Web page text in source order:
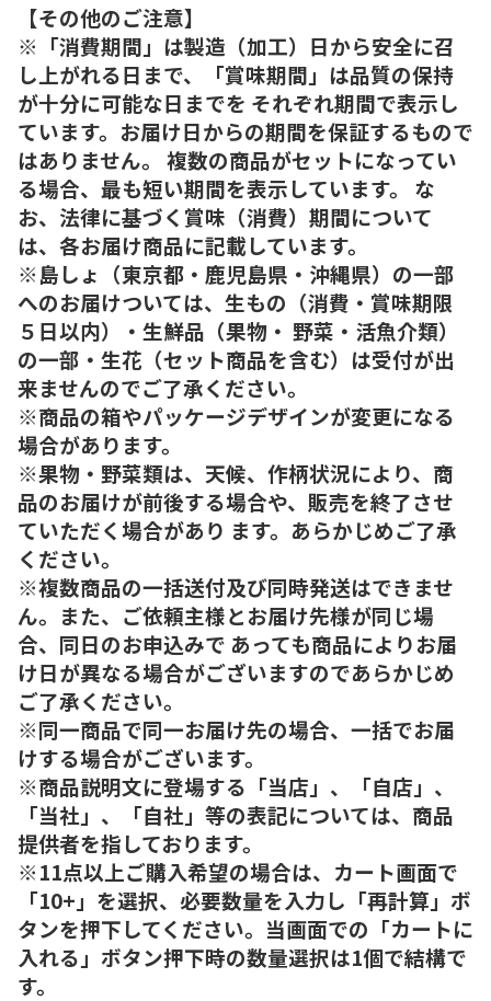
【その他のご注意】
※「消費期間」は製造（加工）日から安全に召
し上がれる日まで、「賞味期間」は品質の保持
が十分に可能な日までを それぞれ期間で表示し
ています。お届け日からの期間を保証するもので
はありません。 複数の商品がセットになってい
る場合、最も短い期間を表示しています。 な
お、法律に基づく賞味（消費）期間について
は、各お届け商品に記載しています。
※島しょ（東京都・鹿児島県・沖縄県）の一部
へのお届けついては、生もの（消費・賞味期限
５日以内）・生鮮品（果物・ 野菜・活魚介類）
の一部・生花（セット商品を含む）は受付が出
来ませんのでご了承ください。
※商品の箱やパッケージデザインが変更になる
場合があります。
※果物・野菜類は、天候、作柄状況により、商
品のお届けが前後する場合や、販売を終了させ
ていただく場合があり ます。あらかじめご了承
ください。
※複数商品の一括送付及び同時発送はできませ
ん。また、ご依頼主様とお届け先様が同じ場
合、同日のお申込みで あっても商品によりお届
け日が異なる場合がございますのであらかじめ
ご了承ください。
※同一商品で同一お届け先の場合、一括でお届
けする場合がございます。
※商品説明文に登場する「当店」、「自店」、
「当社」、「自社」等の表記については、商品
提供者を指しております。
※11点以上ご購入希望の場合は、カート画面で
「10+」を選択、必要数量を入力し「再計算」ボ
タンを押下してください。当画面での「カートに
入れる」ボタン押下時の数量選択は1個で結構で
す。